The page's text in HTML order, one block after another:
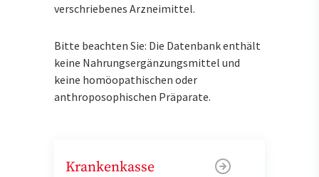
verschriebenes Arzneimittel.
Bitte beachten Sie: Die Datenbank enthält
keine Nahrungsergänzungsmittel und
keine homöopathischen oder
anthroposophischen Präparate.
Krankenkasse